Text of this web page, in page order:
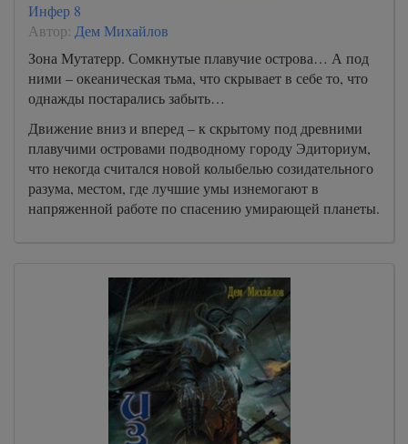
Инфер 8
Автор: Дем Михайлов
Зона Мутатерр. Сомкнутые плавучие острова… А под
ними – океаническая тьма, что скрывает в себе то, что
однажды постарались забыть…
Движение вниз и вперед – к скрытому под древними
плавучими островами подводному городу Эдиториум,
что некогда считался новой колыбелью созидательного
разума, местом, где лучшие умы изнемогают в
напряженной работе по спасению умирающей планеты.